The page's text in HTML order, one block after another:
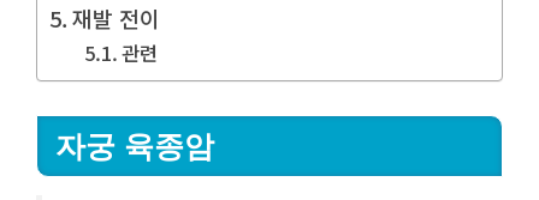
재발 전이
관련
자궁 육종암